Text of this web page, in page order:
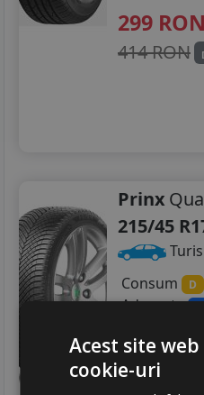
299 RON
414 RON
Prinx
215/45
Consum
D
Aderenta B
362RON
448 RON
Acest site
cookie-uri